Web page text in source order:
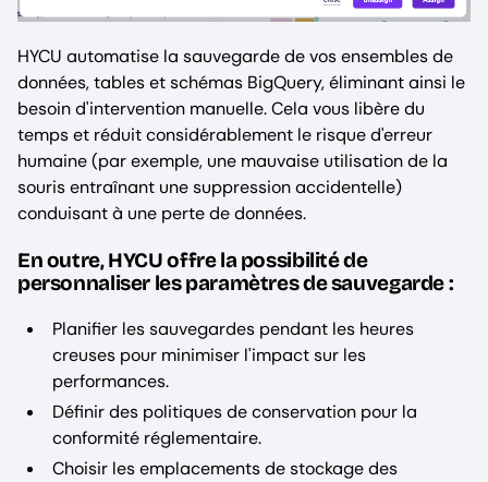
HYCU automatise la sauvegarde de vos ensembles de
données, tables et schémas BigQuery, éliminant ainsi le
besoin d'intervention manuelle. Cela vous libère du
temps et réduit considérablement le risque d'erreur
humaine (par exemple, une mauvaise utilisation de la
souris entraînant une suppression accidentelle)
conduisant à une perte de données.
En outre, HYCU offre la possibilité de
personnaliser les paramètres de sauvegarde :
Planifier les sauvegardes pendant les heures
creuses pour minimiser l'impact sur les
performances.
Définir des politiques de conservation pour la
conformité réglementaire.
Choisir les emplacements de stockage des